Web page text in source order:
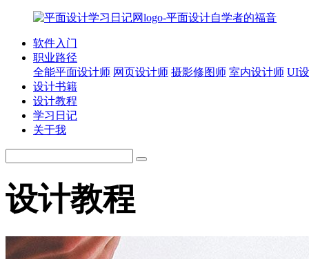
软件入门
职业路径
全能平面设计师 网页设计师 摄影修图师 室内设计师 UI
设计书籍
设计教程
学习日记
关于我
设计教程